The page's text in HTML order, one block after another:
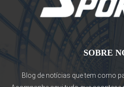
SOBRE
Blog de notícias que tem como